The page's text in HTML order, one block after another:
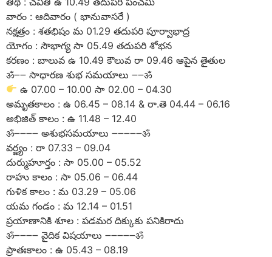
వారం : ఆదివారం ( భానువాసరే )
నక్షత్రం : శతభిషం మ 01.29 తదుపరి పూర్వాభాద్ర
యోగం : సౌభాగ్య సా 05.49 తదుపరి శోభన
కరణం : బాలువ ఉ 10.49 కౌలువ రా 09.46 ఆపైన తైతుల
ॐ౼౼ సాధారణ శుభ సమయాలు ౼౼ॐ
ఉ 07.00 – 10.00 సా 02.00 – 04.30
అమృతకాలం : ఉ 06.45 – 08.14 & రా.తె 04.44 – 06.16
అభిజిత్ కాలం : ఉ 11.48 – 12.40
ॐ౼౼౼౼ అశుభసమయాలు ౼౼౼౼౼ॐ
వర్జ్యం : రా 07.33 – 09.04
దుర్ముహూర్తం : సా 05.00 – 05.52
రాహు కాలం : సా 05.06 – 06.44
గుళిక కాలం : మ 03.29 – 05.06
యమ గండం : మ 12.14 – 01.51
ప్రయాణానికి శూల :‌ పడమర దిక్కుకు పనికిరాదు
ॐ౼౼౼౼ వైదిక విషయాలు ౼౼౼౼౼ॐ
ప్రాతఃకాలం : ఉ 05.43 – 08.19